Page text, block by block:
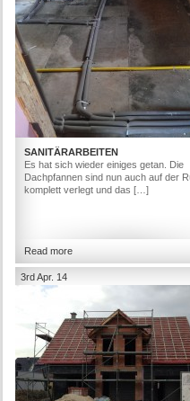
SANITÄRARBEITEN
Es hat sich wieder einiges getan. Die
Dachpfannen sind nun auch auf der
komplett verlegt und das […]
Read more
3rd Apr. 14